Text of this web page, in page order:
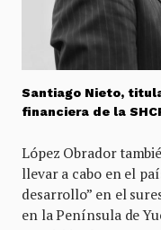
Santiago Nieto,
financiera de la
López Obrador
llevar a cabo en el
desarrollo” en el
en la Península de